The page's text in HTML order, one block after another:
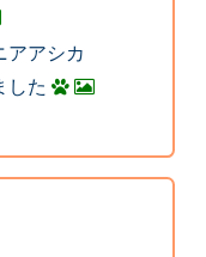
アアシカ
した